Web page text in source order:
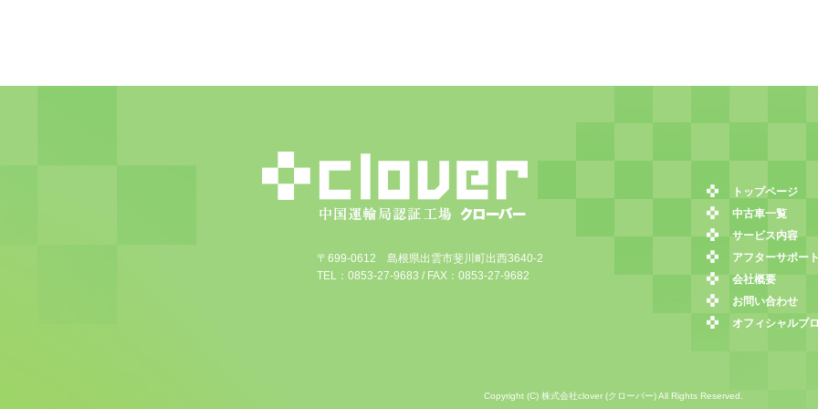
トップページ
中古車一覧
サービス内容
アフターサポー
会社概要
お問い合わせ
オフィシャルブ
〒699-0612 島根県出雲市斐川町出西3640-2
TEL：0853-27-9683 / FAX：0853-27-9682
Copyright (C) 株式会社clover (クローバー) All Rights Reserved.